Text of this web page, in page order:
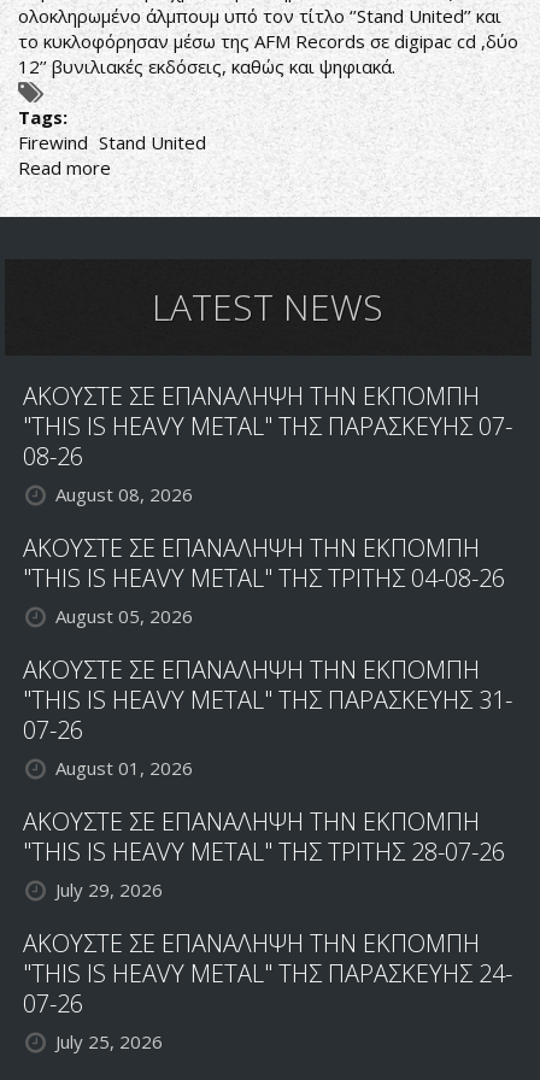
ολοκληρωμένο άλμπουμ υπό τον τίτλο ‘’Stand United’’ και
το κυκλοφόρησαν μέσω της AFM Records σε digipac cd ,δύο
12’’ βυνιλιακές εκδόσεις, καθώς και ψηφιακά.
Tags:
Firewind Stand United
Read more about
ΦΩΤΙΑ
ΚΑΙ
LATEST NEWS
ΑΚΟΥΣΤΕ ΣΕ ΕΠΑΝΑΛΗΨΗ ΤΗΝ ΕΚΠΟΜΠΗ
"THIS IS HEAVY METAL" ΤΗΣ ΠΑΡΑΣΚΕΥΗΣ 07-
08-26
August 08, 2026
ΑΚΟΥΣΤΕ ΣΕ ΕΠΑΝΑΛΗΨΗ ΤΗΝ ΕΚΠΟΜΠΗ
"THIS IS HEAVY METAL" ΤΗΣ ΤΡΙΤΗΣ 04-08-26
August 05, 2026
ΑΚΟΥΣΤΕ ΣΕ ΕΠΑΝΑΛΗΨΗ ΤΗΝ ΕΚΠΟΜΠΗ
"THIS IS HEAVY METAL" ΤΗΣ ΠΑΡΑΣΚΕΥΗΣ 31-
07-26
August 01, 2026
ΑΚΟΥΣΤΕ ΣΕ ΕΠΑΝΑΛΗΨΗ ΤΗΝ ΕΚΠΟΜΠΗ
"THIS IS HEAVY METAL" ΤΗΣ ΤΡΙΤΗΣ 28-07-26
July 29, 2026
ΑΚΟΥΣΤΕ ΣΕ ΕΠΑΝΑΛΗΨΗ ΤΗΝ ΕΚΠΟΜΠΗ
"THIS IS HEAVY METAL" ΤΗΣ ΠΑΡΑΣΚΕΥΗΣ 24-
07-26
July 25, 2026